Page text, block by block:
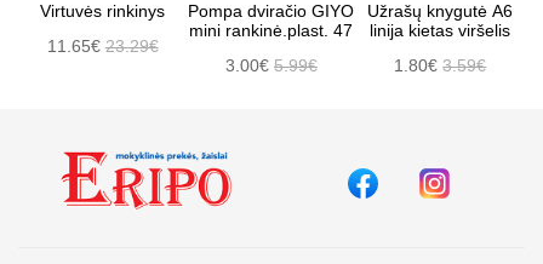
Virtuvės rinkinys
11.65€23.29€
Pompa dviračio GIYO
mini rankinė.plast. 47
3.00€ 5.99€
Užrašų knygutė A6
linija kietas viršelis
1.80€3.59€